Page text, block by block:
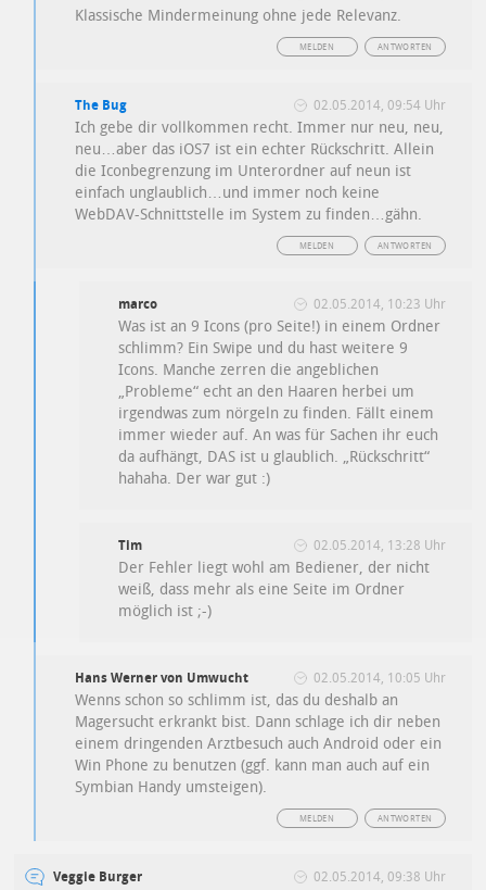
Klassische Mindermeinung ohne jede Relevanz.
ANTWORTEN
MELDEN
The Bug 02.05.2014, 09:54 Uhr
Ich gebe dir vollkommen recht. Immer nur neu, neu,
neu…aber das iOS7 ist ein echter Rückschritt. Allein
die Iconbegrenzung im Unterordner auf neun ist
einfach unglaublich…und immer noch keine
WebDAV-Schnittstelle im System zu finden…gähn.
ANTWORTEN
MELDEN
marco 02.05.2014, 10:23 Uhr
Was ist an 9 Icons (pro Seite!) in einem Ordner
schlimm? Ein Swipe und du hast weitere 9
Icons. Manche zerren die angeblichen
„Probleme“ echt an den Haaren herbei um
irgendwas zum nörgeln zu finden. Fällt einem
immer wieder auf. An was für Sachen ihr euch
da aufhängt, DAS ist u glaublich. „Rückschritt“
hahaha. Der war gut :)
Tim 02.05.2014, 13:28 Uhr
Der Fehler liegt wohl am Bediener, der nicht
weiß, dass mehr als eine Seite im Ordner
möglich ist ;-)
Hans Werner von Umwucht 02.05.2014, 10:05 Uhr
Wenns schon so schlimm ist, das du deshalb an
Magersucht erkrankt bist. Dann schlage ich dir neben
einem dringenden Arztbesuch auch Android oder ein
Win Phone zu benutzen (ggf. kann man auch auf ein
Symbian Handy umsteigen).
ANTWORTEN
MELDEN
Veggie Burger 02.05.2014, 09:38 Uhr